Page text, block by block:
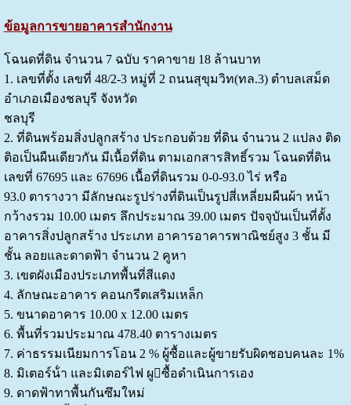
ข้อมูลการขายอาคารสำนักงาน
โฉนดที่ดิน จํานวน 7 ฉบับ ราคาขาย 18 ล้านบาท
1. เลขที่ตั้ง เลขที่ 48/2-3 หมู่ที่ 2 ถนนสุขุมวิท(ทล.3) ตําบลเสม็ด
อําเภอเมืองชลบุรี จังหวัด
ชลบุรี
2. ที่ดินพร้อมสิ่งปลูกสร้าง ประกอบด้วย ที่ดิน จํานวน 2 แปลง ติด
ติอเป็นผืนเดียวกัน มีเนื้อที่ดิน ตามเอกสารสิทธิ์รวม โฉนดที่ดิน
เลขที่ 67695 และ 67696 เนื้อที่ดินรวม 0-0-93.0 ไร่ หรือ
93.0 ตารางวา มีลักษณะรูปร่างที่ดินเป็นรูปสี่เหลี่ยมผืนผ้า หน้า
กว้างรวม 10.00 เมตร ลึกประมาณ 39.00 เมตร ปัจจุบันเป็นที่ตั้ง
อาคารสิ่งปลูกสร้าง ประเภท อาคารอาคารพาณิชย์สูง 3 ชั้น มี
ชั้น ลอยและดาดฟ้า จํานวน 2 คูหา
3. เขตผังเมืองประเภทพื้นที่สีแดง
4. ลักษณะอาคาร คอนกรีตเสริมเหล็ก
5. ขนาดอาคาร 10.00 x 12.00 เมตร
6. พื้นที่รวมประมาณ 478.40 ตารางเมตร
7. ค่าธรรมเนียมการโอน 2 % ผู้ซื้อและผู้ขายรับผิดชอบคนละ 1%
8. มิเตอร์น้ํา และมิเตอร์ไฟ ผูซื้อดําเนินการเอง
9. ดาดฟ้าทาพื้นกันซึมใหม่